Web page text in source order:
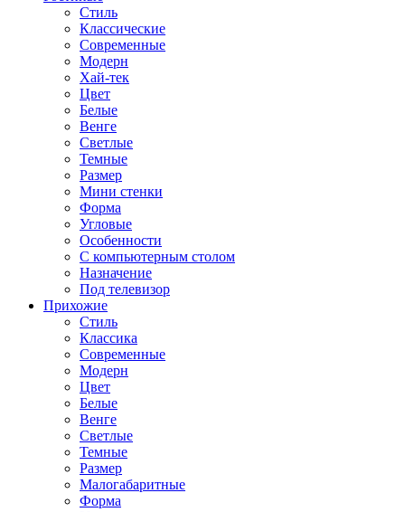
Стиль
Классические
Современные
Модерн
Хай-тек
Цвет
Белые
Венге
Светлые
Темные
Размер
Мини стенки
Форма
Угловые
Особенности
С компьютерным столом
Назначение
Под телевизор
Прихожие
Стиль
Классика
Современные
Модерн
Цвет
Белые
Венге
Светлые
Темные
Размер
Малогабаритные
Форма